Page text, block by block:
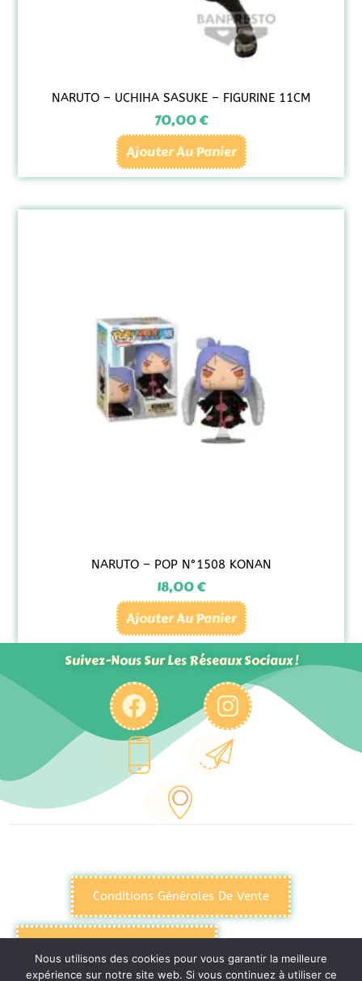
NARUTO – UCHIHA SASUKE – FIGURINE 11CM
70,00€
Ajouter Au Panier
NARUTO – POP N°1508 KONAN
18,00€
Ajouter Au Panier
Suivez-Nous Sur Les Réseaux Sociaux !
Conditions Générales De Vente
Nous utilisons des cookies pour vous garantir la meilleure
expérience sur notre site web. Si vous continuez à utiliser ce